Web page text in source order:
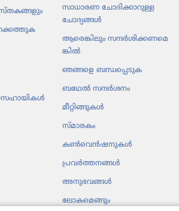
സാധാരണ ചോദിക്കാറുള്ള
ചോദ്യങ്ങൾ
ആരെങ്കി​ലും സന്ദർശി​ക്ക​ണ​മെ​
ങ്കിൽ
ഞങ്ങളെ ബന്ധപ്പെടുക
ബഥേൽ സന്ദർശനം
മീറ്റി​ങ്ങു​കൾ
സ്‌മാ​ര​കം
കൺ​വെൻ​ഷ​നു​കൾ
പ്രവർത്തനങ്ങൾ
അനുഭ​വങ്ങൾ
ലോക​മെ​ങ്ങും